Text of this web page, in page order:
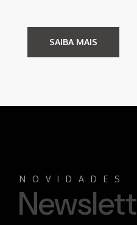
SAIBA MAIS
NOVIDADES